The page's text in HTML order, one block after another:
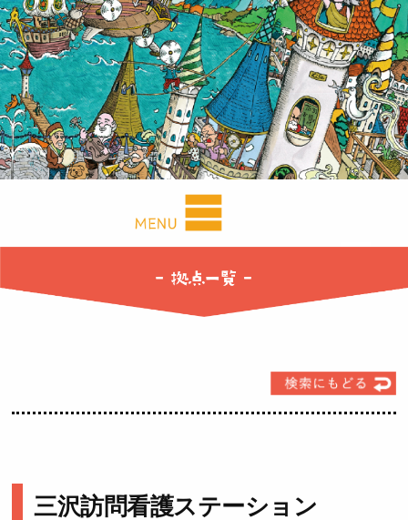
三沢訪問看護ステーション